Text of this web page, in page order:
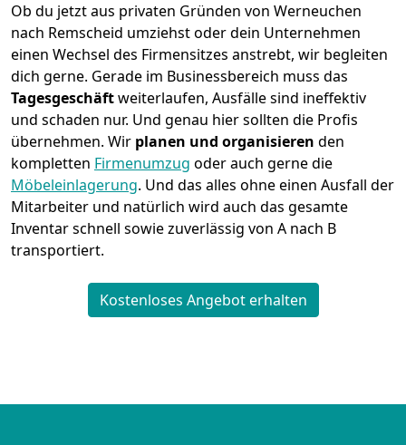
Ob du jetzt aus privaten Gründen von Werneuchen
nach Remscheid umziehst oder dein Unternehmen
einen Wechsel des Firmensitzes anstrebt, wir begleiten
dich gerne. Gerade im Businessbereich muss das
Tagesgeschäftweiterlaufen, Ausfälle sind ineffektiv
und schaden nur. Und genau hier sollten die Profis
übernehmen. Wir planen und organisieren den
kompletten Firmenumzug oder auch gerne die
Möbeleinlagerung. Und das alles ohne einen Ausfall der
Mitarbeiter und natürlich wird auch das gesamte
Inventar schnell sowie zuverlässig von A nach B
transportiert.
Kostenloses Angebot erhalten